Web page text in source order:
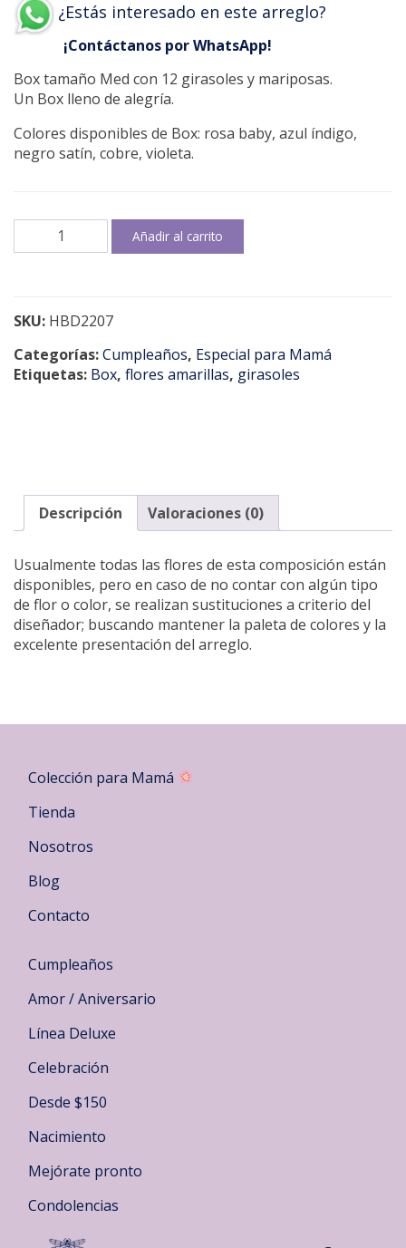
¿Estás interesado en este arreglo?
¡Contáctanos por WhatsApp!
Box tamaño Med con 12 girasoles y mariposas.
Un Box lleno de alegría.
Colores disponibles de Box: rosa baby, azul índigo,
negro satín, cobre, violeta.
day
Añadir al carrito
SKU: HBD2207
Categorías:Cumpleaños, Especial para Mamá
Etiquetas: Box, flores amarillas, girasoles
Descripción Valoraciones (0)
Usualmente todas las flores de esta composición están
disponibles, pero en caso de no contar con algún tipo
de flor o color, se realizan sustituciones a criterio del
diseñador; buscando mantener la paleta de colores y la
excelente presentación del arreglo.
Colección para Mamá
Tienda
Nosotros
Blog
Contacto
Cumpleaños
Amor / Aniversario
Línea Deluxe
Celebración
Desde $150
Nacimiento
Mejórate pronto
Condolencias